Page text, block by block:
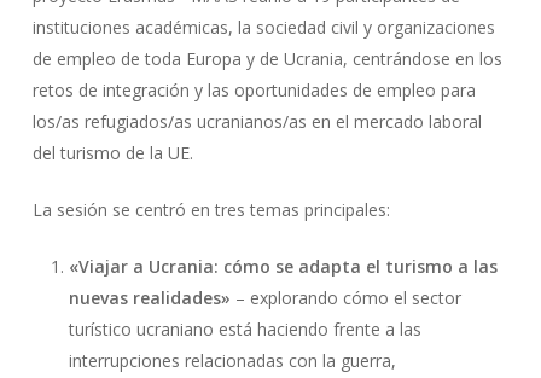
instituciones académicas, la sociedad civil y organizaciones
de empleo de toda Europa y de Ucrania, centrándose en los
retos de integración y las oportunidades de empleo para
los/as refugiados/as ucranianos/as en el mercado laboral
del turismo de la UE.
La sesión se centró en tres temas principales:
«Viajar a Ucrania: cómo se adapta el turismo a las
nuevas realidades» – explorando cómo el sector
turístico ucraniano está haciendo frente a las
interrupciones relacionadas con la guerra,